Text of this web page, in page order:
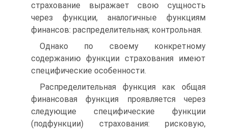
страхование выражает свою сущность
через функции, аналогичные функциям
финансов: распределительная; контрольная.
Однако по своему конкретному
содержанию функции страхования имеют
специфические особенности.
Распределительная функция как общая
финансовая функция проявляется через
следующие специфические функции
(подфункции) страхования: рисковую,